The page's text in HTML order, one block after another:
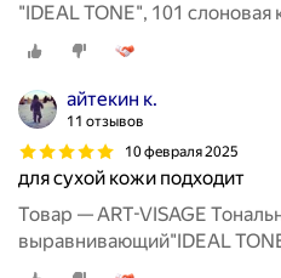
"IDEAL TONE", 101 слоновая
айтекин к.
11 отзывов
10 февраля 2025
для сухой кожи подходит
Товар — ART-VISAGE
выравнивающий"IDEAL